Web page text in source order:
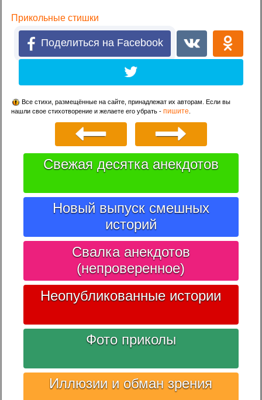
Прикольные стишки
Поделиться на Facebook
Все стихи, размещённые на сайте, принадлежат их авторам. Если вы
нашли свое стихотворение и желаете его убрать -пишите
Свежая десятка анекдотов
Новый выпуск смешных
историй
Свалка анекдотов
(непроверенное)
Неопубликованные истории
Фото приколы
Иллюзии и обман зрения